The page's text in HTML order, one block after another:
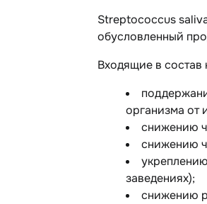
Streptococcus
обусловленный
Входящие в состав
организма от
снижению
снижению
заведениях);
снижению